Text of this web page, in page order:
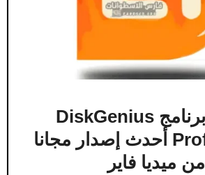
تحميل برنامج DiskGenius
Professional أحدث إصدار مجانا
من ميديا فاير